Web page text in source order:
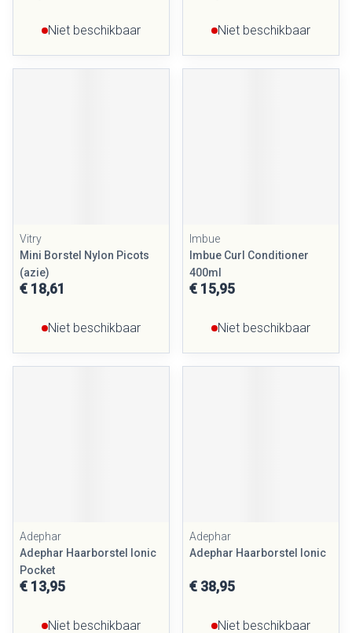
Niet beschikbaar Niet beschikbaar
Vitry
Mini Borstel Nylon Picots
(azie)
€ 18,61
Niet beschikbaar
Imbue
Imbue Curl Conditioner
400ml
€ 15,95
Niet beschikbaar
Adephar
Adephar Haarborstel Ionic
Pocket
€ 13,95
Niet beschikbaar
Adephar
Adephar Haarborstel Ionic
€ 38,95
Niet beschikbaar